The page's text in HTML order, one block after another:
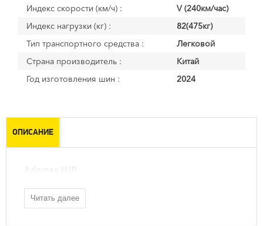
Индекс скорости (км/ч) :
V (240км/час)
Индекс нагрузки (кг) :
82(475кг)
Тип транспортного средства :
Легковой
Страна производитель :
Китай
Год изготовления шин :
2024
ОПИСАНИЕ
Читать далее